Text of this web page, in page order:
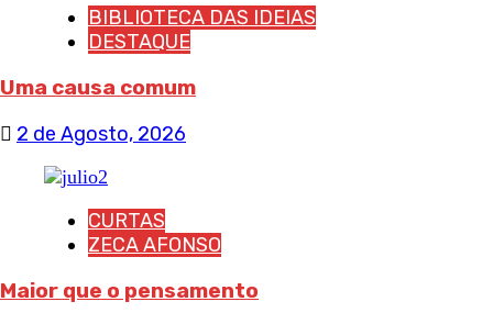
BIBLIOTECA DAS IDEIAS
DESTAQUE
Uma causa comum
2 de Agosto, 2026
CURTAS
ZECA AFONSO
Maior que o pensamento